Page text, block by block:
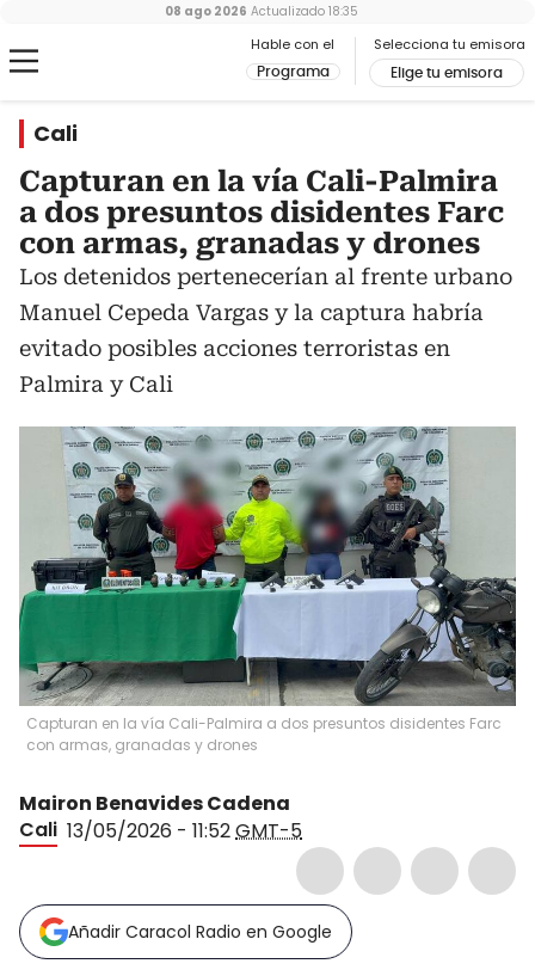
Hable con el
Programa
Selecciona tu emisora
Elige tu emisora
08 ago 2026 Actualizado 18:35
Cali
Capturan en la vía Cali-Palmira
a dos presuntos disidentes Farc
con armas, granadas y drones
Los detenidos pertenecerían al frente urbano
Manuel Cepeda Vargas y la captura habría
evitado posibles acciones terroristas en
Palmira y Cali
Capturan en la vía Cali-Palmira a dos presuntos disidentes Farc
con armas, granadas y drones
Mairon Benavides Cadena
Cali 13/05/2026 - 11:52GMT-5
Añadir Caracol Radio en Google